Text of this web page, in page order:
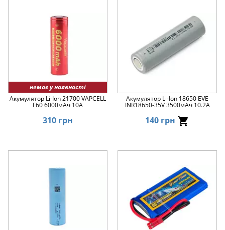
немає у наявності
Акумулятор Li-Ion 21700 VAPCELL
F60 6000мАч 10A
310 грн
Акумулятор Li-Ion 18650 EVE
INR18650-35V 3500мАч 10.2А
140 грн